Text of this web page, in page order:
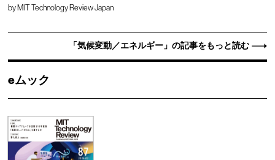
by MIT Technology Review Japan
「気候変動／エネルギー」の記事をもっと読む
eムック